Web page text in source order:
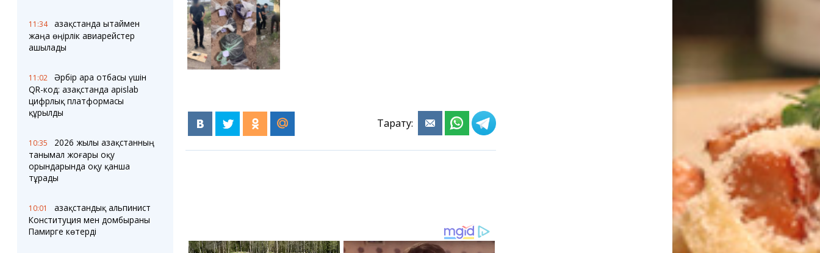
11:34
Қазақстанда Қытаймен
жаңа өңірлік авиарейстер
ашылады
11:02
Әрбір ара отбасы үшін
QR-код: Қазақстанда apislab
цифрлық платформасы
құрылды
10:35
2026 жылы Қазақстанның
танымал жоғары оқу
орындарында оқу қанша
тұрады
10:01
Қазақстандық альпинист
Конституция мен домбыраны
Памирге көтерді
Тарату: